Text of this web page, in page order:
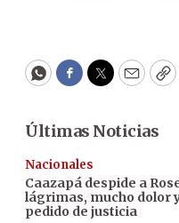
WhatsApp
Facebook
Twitter
Email
Últimas Noticias
Nacionales
Caazapá despide a
lágrimas, mucho dolor
pedido de justicia